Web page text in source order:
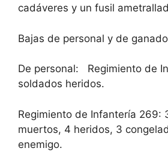
cadáveres y un fusil
Bajas de personal y de
De personal: Regimiento de
soldados heridos.
Regimiento de Infantería 269:
muertos, 4 heridos, 3
enemigo.